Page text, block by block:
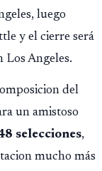
luego
y el cierre será
Los Angeles.
del
un amistoso
selecciones,
mucho más